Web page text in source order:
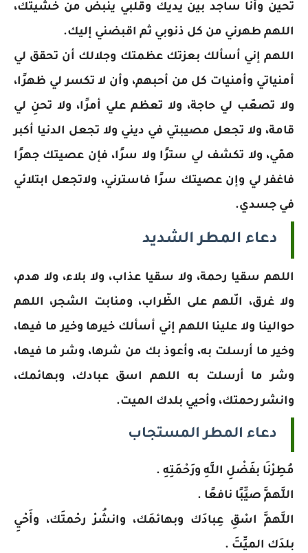
تحين وأنا ساجد بين يديك وقلبي ينبض من خشيتك،
اللهم طهرني من كل ذنوبي ثم اقبضني إليك.
اللهم إني أسألك بعزتك عظمتك وجلالك أن تحقق لي
أمنياتي وأمنيات كل من أحبهم، وأن لا تكسر لي ظهرًا،
ولا تصعّب لي حاجة، ولا تعظم علي أمرًا، ولا تحنِ لي
قامة، ولا تجعل مصيبتي في ديني ولا تجعل الدنيا أكبر
همّي، ولا تكشف لي سترًا ولا سرًا، فإن عصيتك جهرًا
فاغفر لي وإن عصيتك سرًا فاسترني، ولاتجعل ابتلائي
في جسدي.
دعاء المطر الشديد
اللهم سقيا رحمة، ولا سقيا عذاب، ولا بلاء، ولا هدم،
ولا غرق، الّلهم على الظّراب، ومنابت الشجر، اللهم
حوالينا ولا علينا اللهم إني أسألك خيرها وخير ما فيها،
وخير ما أرسلت به، ‏وأعوذ‎ ‎بك من شرها، وشر ما فيها،
وشر ما أرسلت به اللهم اسق عبادك، وبهائمك،
وانشر رحمتك، وأحيي بلدك الميت.
دعاء المطر المستجاب
مُطِرْنَا بفَضْلِ اللَّهِ ورَحْمَتِهِ .
اللَّهمَّ صيِّبًا نافعًا .
اللَّهمَّ اسْقِ عِبادَك وبهائمَك، وانشُرْ رحْمتَك، وأَحْيِ
بلدَك الميِّتَ .